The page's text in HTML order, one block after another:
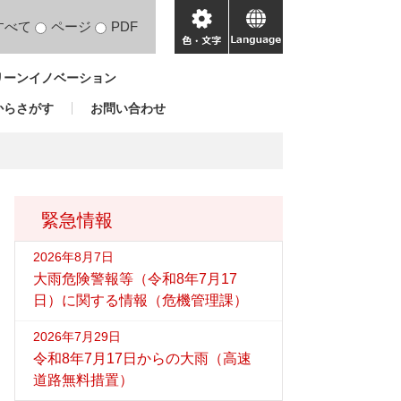
べて ページ PDF
色・
文
language
ンイノベーション
らさがす お問い合わせ
緊急情報
2026年8月7日
大雨危険警報等（令和8年7月17
日）に関する情報（危機管理課）
2026年7月29日
令和8年7月17日からの大雨（高速
道路無料措置）